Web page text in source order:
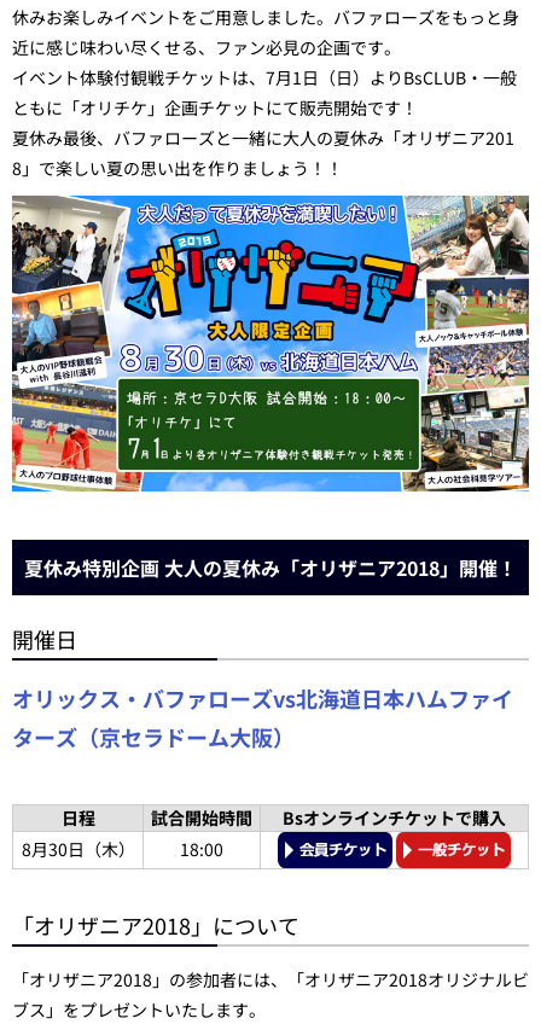
休みお楽しみイベントをご用意しました。バファローズをもっと身
近に感じ味わい尽くせる、ファン必見の企画です。
イベント体験付観戦チケットは、7月1日（日）よりBsCLUB・一般
ともに「オリチケ」企画チケットにて販売開始です！
夏休み最後、バファローズと一緒に大人の夏休み「オリザニア201
8」で楽しい夏の思い出を作りましょう！！
夏休み特別企画 大人の夏休み「オリザニア2018」開催！
開催日
オリックス・バファローズvs北海道日本ハムファイ
ターズ（京セラドーム大阪）
日程 試合開始時間
Bsオンラインチケットで購入
8月30日（木）
18:00
「オリザニア2018」について
「オリザニア2018」の参加者には、「オリザニア2018オリジナルビ
ブス」をプレゼントいたします。